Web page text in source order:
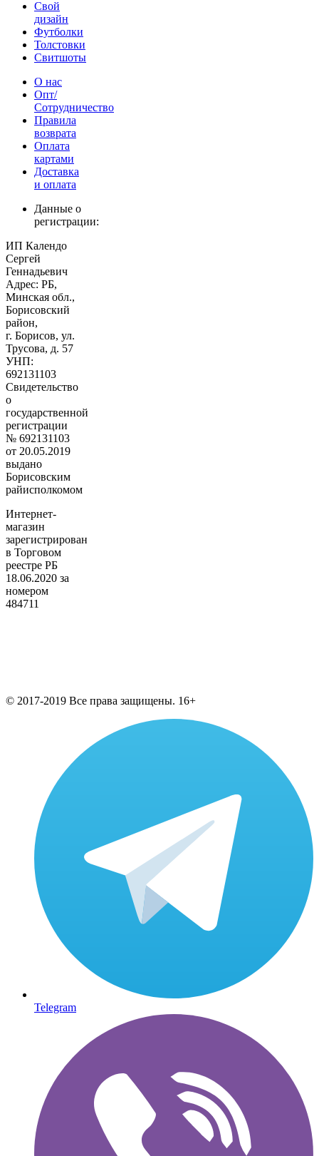
Свой
дизайн
Футболки
Толстовки
Свитшоты
О нас
Опт/
Сотрудничество
Правила
возврата
Оплата
картами
Доставка
и оплата
Данные о
регистрации:
ИП Календо
Сергей
Геннадьевич
Адрес: РБ,
Минская обл.,
Борисовский
район,
г. Борисов, ул.
Трусова, д. 57
УНП:
692131103
Свидетельство
о
государственной
регистрации
№ 692131103
от 20.05.2019
выдано
Борисовским
райисполкомом
Интернет-
магазин
зарегистрирован
в Торговом
реестре РБ
18.06.2020 за
номером
484711
© 2017-2019 Все права защищены. 16+
Telegram